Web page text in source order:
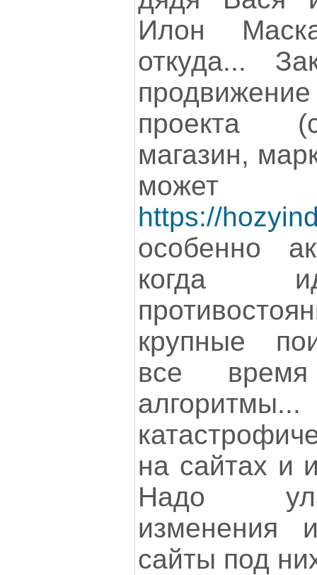
Илон
откуда...
проекта
магазин,
может
https://
особенно
когда
крупные
все
на сайтах и
Надо
изменения
сайты под